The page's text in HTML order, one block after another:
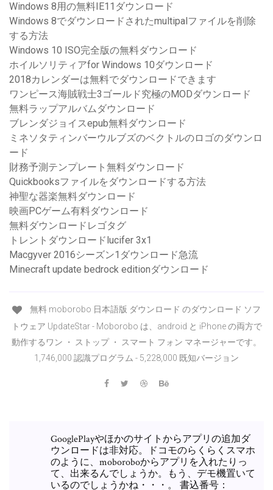
Windows 8用の無料IE11ダウンロード
Windows 8でダウンロードされたmultipalファイルを削除
する方法
Windows 10 ISO完全版の無料ダウンロード
ホイルソリティアfor Windows 10ダウンロード
2018カレンダーは無料でダウンロードできます
ワンピース海賊戦士3ゴールド究極のMODダウンロード
無料ラップアルバムダウンロード
ブレンダジョイスepub無料ダウンロード
ミネソタティンバーウルブズのベクトルのロゴのダウンロ
ード
財務予測テンプレート無料ダウンロード
Quickbooksファイルをダウンロードする方法
神聖な器楽無料ダウンロード
映画PCゲーム有料ダウンロード
無料ダウンロードレゴタグ
トレントダウンロードlucifer 3x1
Macgyver 2016シーズン1ダウンロード急流
Minecraft update bedrock editionダウンロード
無料 moborobo 日本語版 ダウンロード のダウンロード ソフ
トウェア UpdateStar - Moborobo は、android と iPhone の両方で
動作するワン ・ ストップ ・ スマート フォン マネージャーです。
1,746,000 認識プログラム - 5,228,000 既知バージョン
GooglePlayやほかのサイトからアプリの追加ダ
ウンロードは非対応。ドコモのらくらくスマホ
のように、moboroboからアプリを入れたりっ
て、出来るんでしょうか。もう、デモ機置いて
いるのでしょうかね・・・。 書込番号：